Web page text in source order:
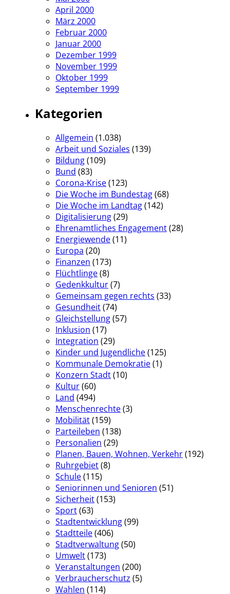
April 2000
März 2000
Februar 2000
Januar 2000
Dezember 1999
November 1999
Oktober 1999
September 1999
Kategorien
Allgemein (1.038)
Arbeit und Soziales (139)
Bildung(109)
Bund (83)
Corona-Krise(123)
Die Woche im Bundestag(68)
Die Woche im Landtag(142)
Digitalisierung(29)
Ehrenamtliches Engagement(28)
Energiewende(11)
Europa (20)
Finanzen (173)
Flüchtlinge(8)
Gedenkkultur(7)
Gemeinsam gegen rechts (33)
Gesundheit(74)
Gleichstellung(57)
Inklusion (17)
Integration (29)
Kinder und Jugendliche(125)
Kommunale Demokratie(1)
Konzern Stadt(10)
Kultur(60)
Land (494)
Menschenrechte(3)
Mobilität(159)
Parteileben (138)
Personalien (29)
Planen, Bauen, Wohnen, Verkehr(192)
Ruhrgebiet(8)
Schule(115)
Seniorinnen und Senioren (51)
Sicherheit(153)
Sport(63)
Stadtentwicklung(99)
Stadtteile(406)
Stadtverwaltung(50)
Umwelt(173)
Veranstaltungen (200)
Verbraucherschutz (5)
Wahlen (114)